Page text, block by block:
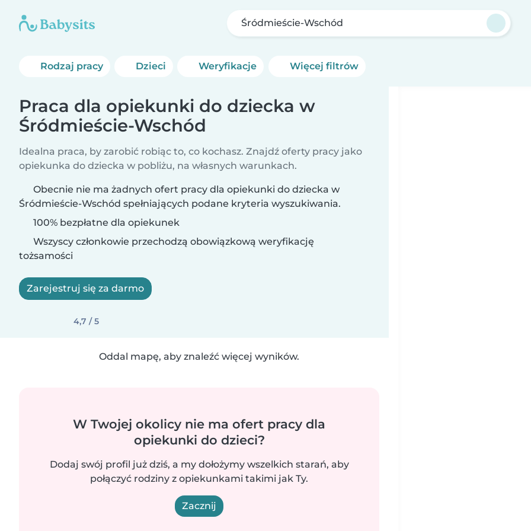
Śródmieście-Wschód
Rodzaj pracy Dzieci Weryfikacje Więcej filtrów
Praca dla opiekunki do dziecka w
Śródmieście-Wschód
Idealna praca, by zarobić robiąc to, co kochasz. Znajdź oferty pracy jako
opiekunka do dziecka w pobliżu, na własnych warunkach.
Obecnie nie ma żadnych ofert pracy dla opiekunki do dziecka w
Śródmieście-Wschód spełniających podane kryteria wyszukiwania.
100% bezpłatne dla opiekunek
Wszyscy członkowie przechodzą obowiązkową weryfikację
tożsamości
Zarejestruj się za darmo
4,7 / 5
Oddal mapę, aby znaleźć więcej wyników.
W Twojej okolicy nie ma ofert pracy dla
opiekunki do dzieci?
Dodaj swój profil już dziś, a my dołożymy wszelkich starań, aby
połączyć rodziny z opiekunkami takimi jak Ty.
Zacznij